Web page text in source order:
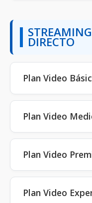
DIRECTO
Plan Video
Plan Video
Plan Video
Plan Video